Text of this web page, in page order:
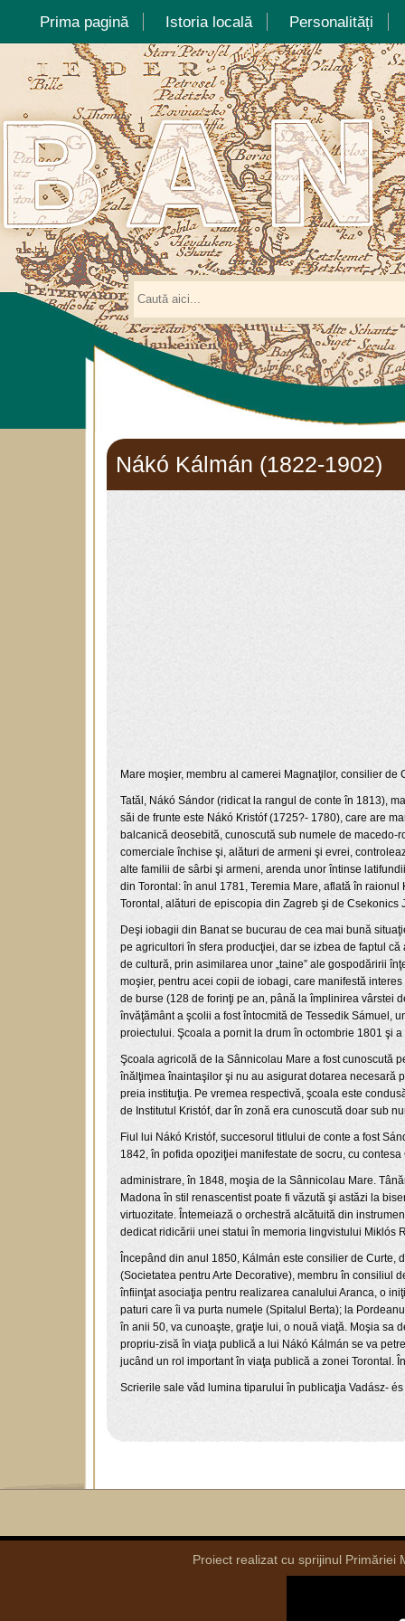
Prima pagină Istoria locală Personalități
Nákó Kálmán (1822-1902)
Mare moşier, membru al camerei Magnaţilor, consilier de
Tatăl, Nákó Sándor (ridicat la rangul de conte în 1813),
săi de frunte este Nákó Kristóf (1725?- 1780), care are
balcanică deosebită, cunoscută sub numele de macedo-
comerciale închise şi, alături de armeni şi evrei,
alte familii de sârbi şi armeni, arenda unor întinse
din Torontal: în anul 1781, Teremia Mare, aflată în
Torontal, alături de episcopia din Zagreb şi de Csekonics
Deşi iobagii din Banat se bucurau de cea mai bună
pe agricultori în sfera producţiei, dar se izbea de faptul
de cultură, prin asimilarea unor „taine” ale gospodăririi
moşier, pentru acei copii de iobagi, care manifestă
de burse (128 de forinţi pe an, până la împlinirea vârstei
învăţământ a şcolii a fost întocmită de Tessedik Sámuel,
proiectului. Şcoala a pornit la drum în octombrie 1801 şi
Şcoala agricolă de la Sânnicolau Mare a fost cunoscută
înălţimea înaintaşilor şi nu au asigurat dotarea necesară
preia instituţia. Pe vremea respectivă, şcoala este
de Institutul Kristóf, dar în zonă era cunoscută doar sub
Fiul lui Nákó Kristóf, succesorul titlului de conte a fost
1842, în pofida opoziţiei manifestate de socru, cu
administrare, în 1848, moşia de la Sânnicolau Mare.
Madona în stil renascentist poate fi văzută şi astăzi la
virtuozitate. Întemeiază o orchestră alcătuită din
dedicat ridicării unei statui în memoria lingvistului Miklós
Începând din anul 1850, Kálmán este consilier de
(Societatea pentru Arte Decorative), membru în consiliul
înfiinţat asociaţia pentru realizarea canalului Aranca, o
paturi care îi va purta numele (Spitalul Berta); la
în anii 50, va cunoaşte, graţie lui, o nouă viaţă. Moşia sa
propriu-zisă în viaţa publică a lui Nákó Kálmán se va
jucând un rol important în viaţa publică a zonei Torontal.
Scrierile sale văd lumina tiparului în publicaţia Vadász-
Proiect realizat cu sprijinul Primăriei